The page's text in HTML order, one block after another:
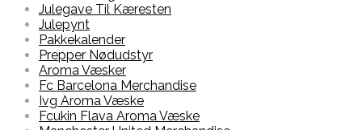
Julegave Til Kæresten
Julepynt
Pakkekalender
Prepper Nødudstyr
Aroma Væsker
Fc Barcelona Merchandise
Ivg Aroma Væske
Fcukin Flava Aroma Væske